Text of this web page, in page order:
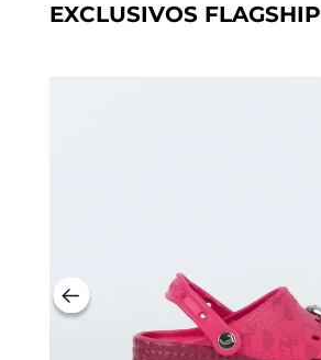
EXCLUSIVOS FLAGSHIP